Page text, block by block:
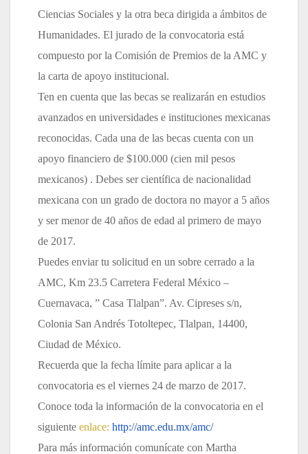
Ciencias Sociales y la otra beca dirigida a ámbitos de
Humanidades. El jurado de la convocatoria está
compuesto por la Comisión de Premios de la AMC y
la carta de apoyo institucional.
Ten en cuenta que las becas se realizarán en estudios
avanzados en universidades e instituciones mexicanas
reconocidas. Cada una de las becas cuenta con un
apoyo financiero de $100.000 (cien mil pesos
mexicanos) . Debes ser científica de nacionalidad
mexicana con un grado de doctora no mayor a 5 años
y ser menor de 40 años de edad al primero de mayo
de 2017.
Puedes enviar tu solicitud en un sobre cerrado a la
AMC, Km 23.5 Carretera Federal México –
Cuernavaca, ” Casa Tlalpan”. Av. Cipreses s/n,
Colonia San Andrés Totoltepec, Tlalpan, 14400,
Ciudad de México.
Recuerda que la fecha límite para aplicar a la
convocatoria es el viernes 24 de marzo de 2017.
Conoce toda la información de la convocatoria en el
siguiente enlace: http://amc.edu.mx/amc/
Para más información comunícate con Martha